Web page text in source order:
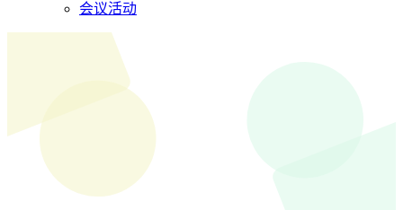
会议活动